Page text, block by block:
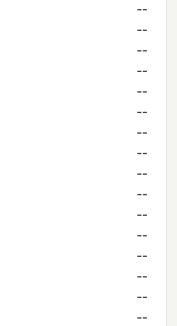
--
--
--
--
--
--
--
--
--
--
--
--
--
--
--
--